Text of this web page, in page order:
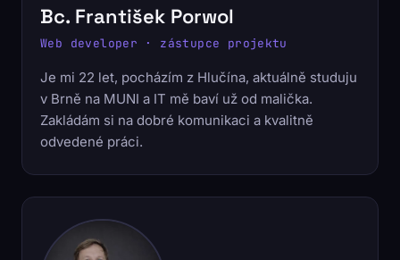
Bc. František Porwol
Web developer · zástupce projektu
Je mi 22 let, pocházím z Hlučína, aktuálně studuju
v Brně na MUNI a IT mě baví už od malička.
Zakládám si na dobré komunikaci a kvalitně
odvedené práci.